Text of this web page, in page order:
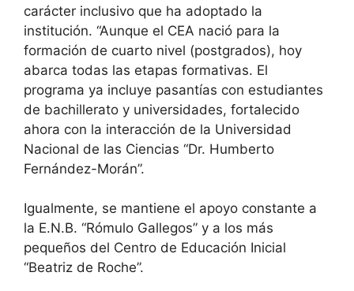
carácter inclusivo que ha adoptado la
institución. “Aunque el CEA nació para la
formación de cuarto nivel (postgrados), hoy
abarca todas las etapas formativas. El
programa ya incluye pasantías con estudiantes
de bachillerato y universidades, fortalecido
ahora con la interacción de la Universidad
Nacional de las Ciencias “Dr. Humberto
Fernández-Morán”.
​Igualmente, se mantiene el apoyo constante a
la E.N.B. “Rómulo Gallegos” y a los más
pequeños del Centro de Educación Inicial
“Beatriz de Roche”.